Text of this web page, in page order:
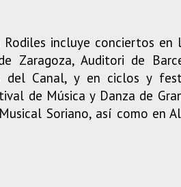
incluye conciertos
Zaragoza, Auditori de
Canal, y en ciclos y
de Música y Danza de
Soriano, así como en